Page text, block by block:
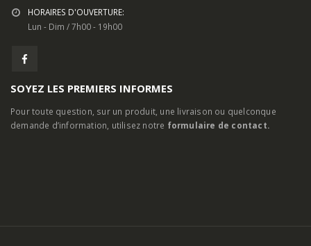
HORAIRES D'OUVERTURE:
Lun - Dim / 7h00 - 19h00
SOYEZ LES PREMIERS INFORMES
Pour toute question, sur un produit, une livraison ou quelconque
demande d’information, utilisez notre formulaire de contact.